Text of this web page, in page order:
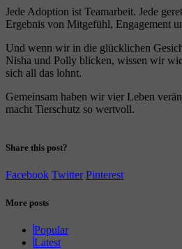
Jede Adoption ist Teamarbeit. Jede
Ergebnis von Mitgefühl, Engagement
Und wenn wir in die glücklichen
Nisha und Polly blicken, wissen wir
sich all das lohnt.
Gemeinsam haben wir vier Leben
macht Tierschutz so wertvoll.
Share this post?
Facebook Twitter Pinterest
More posts
Popular
Latest